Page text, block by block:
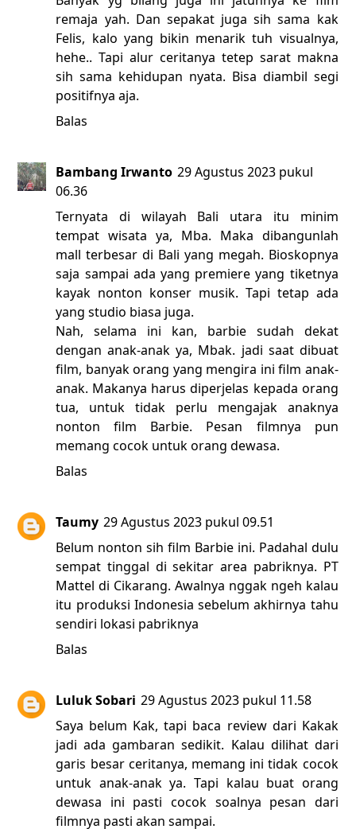
remaja yah. Dan sepakat juga sih sama kak
Felis, kalo yang bikin menarik tuh visualnya,
hehe.. Tapi alur ceritanya tetep sarat makna
sih sama kehidupan nyata. Bisa diambil segi
positifnya aja.
Balas
Bambang Irwanto 29 Agustus 2023 pukul
06.36
Ternyata di wilayah Bali utara itu minim
tempat wisata ya, Mba. Maka dibangunlah
mall terbesar di Bali yang megah. Bioskopnya
saja sampai ada yang premiere yang tiketnya
kayak nonton konser musik. Tapi tetap ada
yang studio biasa juga.
Nah, selama ini kan, barbie sudah dekat
dengan anak-anak ya, Mbak. jadi saat dibuat
film, banyak orang yang mengira ini film anak-
anak. Makanya harus diperjelas kepada orang
tua, untuk tidak perlu mengajak anaknya
nonton film Barbie. Pesan filmnya pun
memang cocok untuk orang dewasa.
Balas
Taumy 29 Agustus 2023 pukul 09.51
Belum nonton sih film Barbie ini. Padahal dulu
sempat tinggal di sekitar area pabriknya. PT
Mattel di Cikarang. Awalnya nggak ngeh kalau
itu produksi Indonesia sebelum akhirnya tahu
sendiri lokasi pabriknya
Balas
Luluk Sobari 29 Agustus 2023 pukul 11.58
Saya belum Kak, tapi baca review dari Kakak
jadi ada gambaran sedikit. Kalau dilihat dari
garis besar ceritanya, memang ini tidak cocok
untuk anak-anak ya. Tapi kalau buat orang
dewasa ini pasti cocok soalnya pesan dari
filmnya pasti akan sampai.